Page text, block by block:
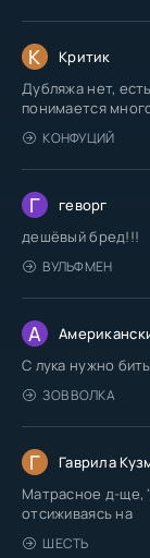
К Критик
Дубляжа нет,
понимается
КОНФУЦИЙ
Г геворг
дешёвый бред!!!
ВУЛЬФМЕН
А
С лука нужно
ЗОВ ВОЛКА
Г Гаврила
Матрасное д-ще,
отсиживаясь на
ШЕСТЬ